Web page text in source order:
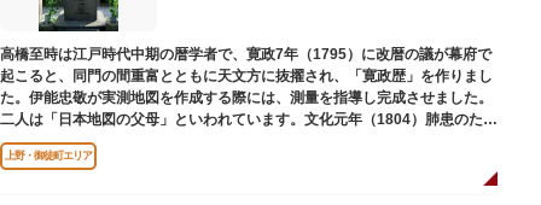
高橋至時は江戸時代中期の暦学者で、寛政7年（1795）に改暦の議が幕府で
起こると、同門の間重富とともに天文方に抜擢され、「寛政歴」を作りまし
た。伊能忠敬が実測地図を作成する際には、測量を指導し完成させました。
二人は「日本地図の父母」といわれています。文化元年（1804）肺患のため
没しました。お墓は源空寺（げんくうじ）にあります。
上野・御徒町エリア